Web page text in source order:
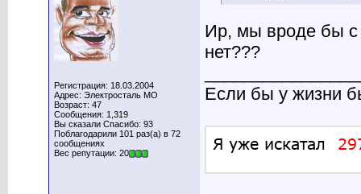
Регистрация: 18.03.2004
Адрес: Электросталь МО
Возраст: 47
Сообщения: 1,319
Вы сказали Спасибо: 93
Поблагодарили 101 раз(а) в 72
сообщениях
Вес репутации: 20
Ир, мы вроде бы с
нет???
Если бы у жизни